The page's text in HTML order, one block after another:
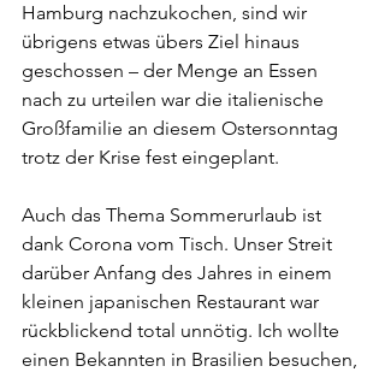
Hamburg nachzukochen, sind wir
übrigens etwas übers Ziel hinaus
geschossen – der Menge an Essen
nach zu urteilen war die italienische
Großfamilie an diesem Ostersonntag
trotz der Krise fest eingeplant.
Auch das Thema Sommerurlaub ist
dank Corona vom Tisch. Unser Streit
darüber Anfang des Jahres in einem
kleinen japanischen Restaurant war
rückblickend total unnötig. Ich wollte
einen Bekannten in Brasilien besuchen,